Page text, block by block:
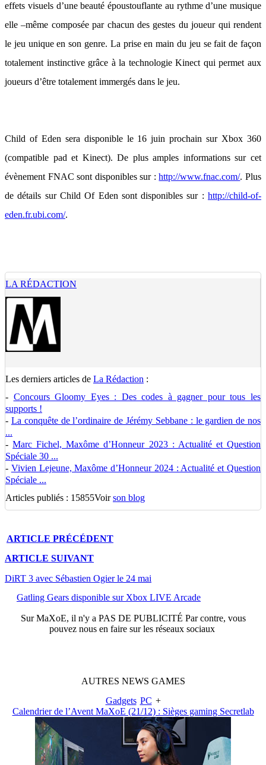
effets visuels d’une beauté époustouflante au rythme d’une musique
elle –même composée par chacun des gestes du joueur qui rendent
le jeu unique en son genre. La prise en main du jeu se fait de façon
totalement instinctive grâce à la technologie Kinect qui permet aux
joueurs d’être totalement immergés dans le jeu.
Child of Eden sera disponible le 16 juin prochain sur Xbox 360
(compatible pad et Kinect). De plus amples informations sur cet
évènement FNAC sont disponibles sur :http://www.fnac.com/. Plus
de détails sur Child Of Eden sont disponibles sur : http://child-of-
eden.fr.ubi.com/.
LA RÉDACTION
Les derniers articles de La Rédaction :
- Concours Gloomy Eyes : Des codes à gagner pour tous les
supports !
- La conquête de l’ordinaire de Jérémy Sebbane : le gardien de nos
...
-Marc Fichel, Maxôme d’Honneur 2023 : Actualité et Question
Spéciale 30 ...
- Vivien Lejeune, Maxôme d’Honneur 2024 : Actualité et Question
Spéciale ...
Articles publiés : 15855Voirson blog
ARTICLE PRÉCÉDENT
ARTICLE SUIVANT
DiRT 3 avec Sébastien Ogier le 24 mai
Gatling Gears disponible sur Xbox LIVE Arcade
SurMaXoE, il n'y a PAS DE PUBLICITÉ Par contre, vous
pouvez nous en faire sur les réseaux sociaux
AUTRES NEWS GAMES
Gadgets PC +
Calendrier de l’Avent MaXoE (21/12) : Sièges gaming Secretlab